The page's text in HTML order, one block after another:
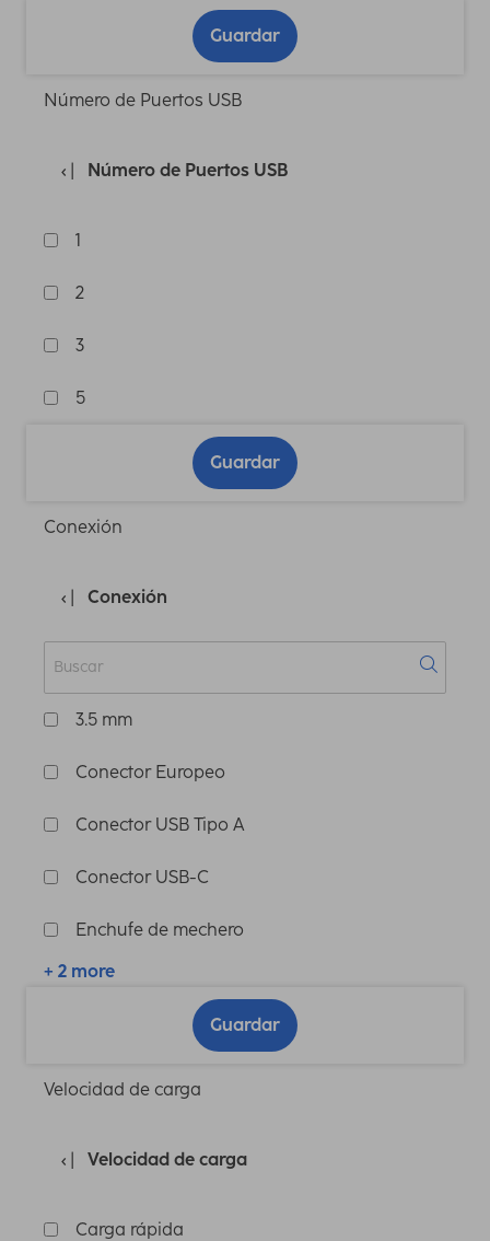
Guardar
Número de Puertos USB
Número de Puertos USB
1
2
3
5
Guardar
Conexión
Conexión
3.5 mm
Conector Europeo
Conector USB Tipo A
Conector USB-C
Enchufe de mechero
+ 2 more
Guardar
Velocidad de carga
Velocidad de carga
Carga rápida